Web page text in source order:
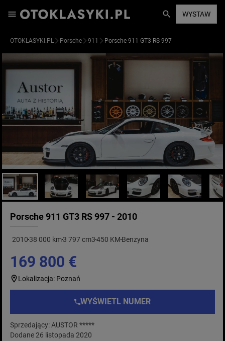
WYSTAW
OTOKLASYKI.PL Porsche 911 Porsche 911 GT3 RS 997
Porsche 911 GT3 RS 997 - 2010
2010 38 000 km3 797 cm3450 KM Benzyna
169 800 €
Lokalizacja: Poznań
WYŚWIETL NUMER
Sprzedający: AUSTOR *****
Dodane 26 listopada 2020